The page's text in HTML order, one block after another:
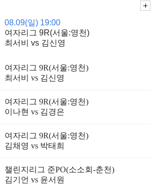
08.09(일) 19:00
여자리그 9R(서울:영천)
최서비 vs 김신영
여자리그 9R(서울:영천)
최서비 vs 김신영
여자리그 9R(서울:영천)
이나현 vs 김경은
여자리그 9R(서울:영천)
김채영 vs 박태희
챌린지리그 준PO(소소회-춘천)
김기언 vs 윤서원